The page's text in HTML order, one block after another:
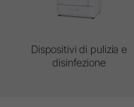
Dispositivi di pulizia e
disinfezione